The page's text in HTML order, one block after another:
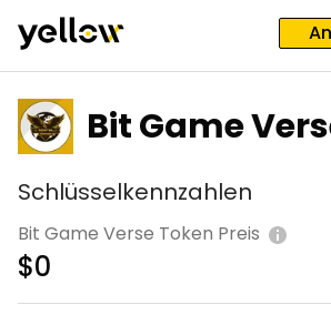
Bit Game
ken
Schlüsselkennzahlen
Bit Game Verse Token Preis
$0